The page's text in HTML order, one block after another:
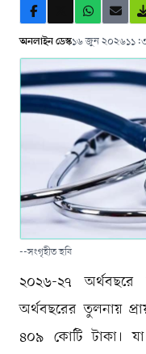
অনলাইন ডেস্ক১৬ জুন ২০২৬
--সংগৃহীত ছবি
২০২৬-২৭ অর্থবছরে
অর্থবছরের তুলনায়
৪০৯ কোটি টাকা।